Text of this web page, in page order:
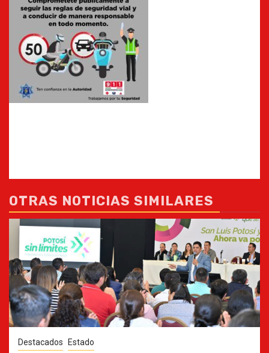
OTRAS NOTICIAS SIMILARES
Destacados Estado